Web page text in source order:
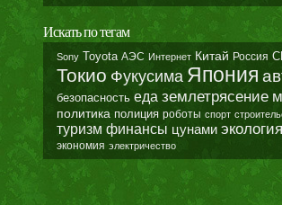
Искать по тегам
Sony Toyota АЭС Интернет Китай Россия
Токио Фукусима Япония
безопасность еда землетрясение
политика полиция роботы спорт
туризм финансы цунами экология
экономия электричество